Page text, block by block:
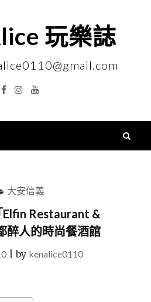
玩樂誌
FacebookInstagramYouTube
大安信義
Elfin Restaurant &
醉人的時尚餐酒館
|by kenalice0110